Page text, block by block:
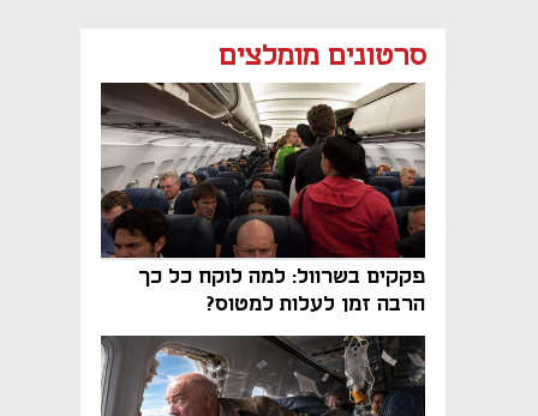
סרטונים מומלצים
פקקים בשרוול: למה לוקח כל כך
הרבה זמן לעלות למטוס?